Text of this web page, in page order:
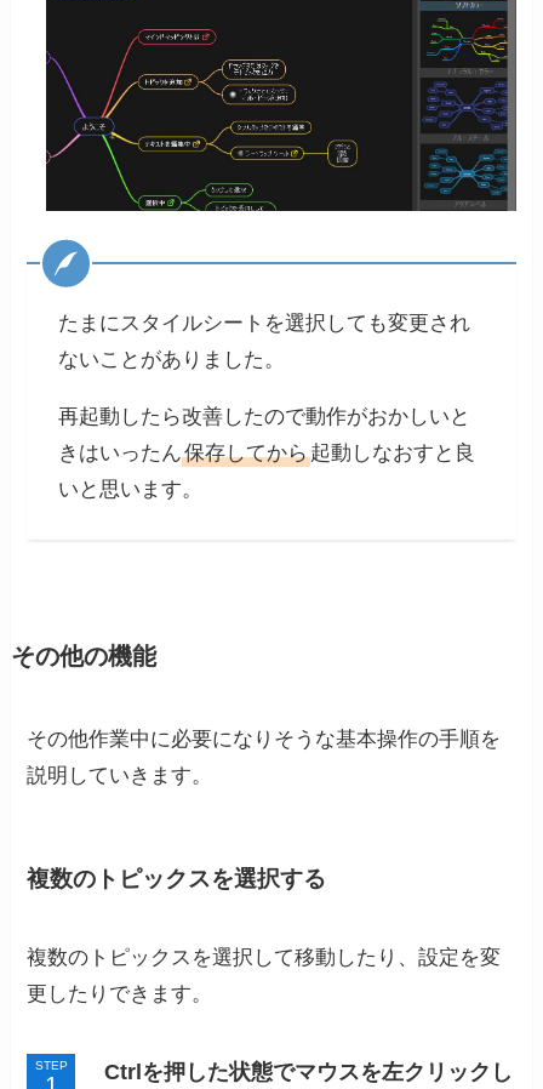
たまにスタイルシートを選択しても変更され
ないことがありました。
再起動したら改善したので動作がおかしいと
きはいったん保存してから起動しなおすと良
いと思います。
その他の機能
その他作業中に必要になりそうな基本操作の手順を
説明していきます。
複数のトピックスを選択する
複数のトピックスを選択して移動したり、設定を変
更したりできます。
STEP Ctrlを押した状態でマウスを左クリックし